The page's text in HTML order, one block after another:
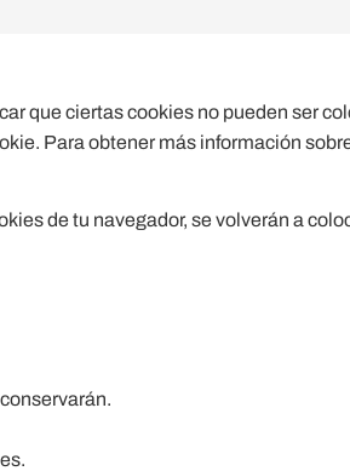
que ciertas cookies no pueden ser
Para obtener más información
de tu navegador, se volverán a